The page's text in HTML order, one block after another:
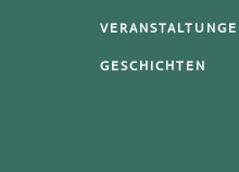
GESCHICHTEN